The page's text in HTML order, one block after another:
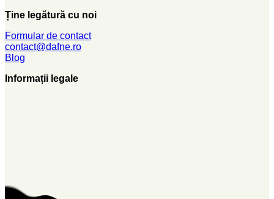
Ține legătură cu noi
Formular de contact
contact@dafne.ro
Blog
Informații legale